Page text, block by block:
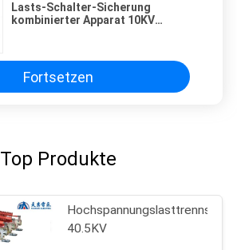
Lasts-Schalter-Sicherung
kombinierter Apparat 10KV
Fortsetzen
Top Produkte
40.5KV